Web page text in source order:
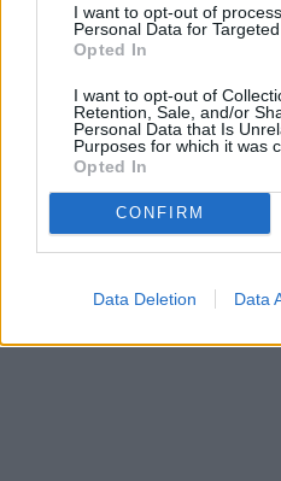
I want to opt-out of
Personal Data for Targeted
Opted In
I want to opt-out of
Retention, Sale, and/or
Personal Data that Is
Purposes for which it was
Opted In
CONFIRM
Data Deletion Data